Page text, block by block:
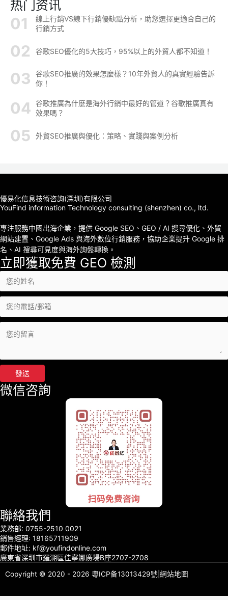
热门资讯
線上行銷VS線下行銷優缺點分析，助您選擇更適合自己的
行銷方式
谷歌SEO優化的5大技巧，95%以上的外貿人都不知道！
谷歌SEO推廣的效果怎麼樣？10年外貿人的真實經驗告訴
你！
谷歌推廣為什麼是海外行銷中最好的管道？谷歌推廣真有
效果嗎？
外貿SEO推廣與優化：策略、實踐與案例分析
優易化信息技術咨詢(深圳)有限公司
YouFind information Technology consulting (shenzhen) co., ltd.
專注服務中國出海企業，提供 Google SEO、GEO / AI 搜尋優化、外貿
網站建置、Google Ads 與海外數位行銷服務，協助企業提升 Google 排
名、AI 搜尋可見度與海外詢盤轉換。
立即獲取免費 GEO 檢測
發送
微信咨詢
聯絡我們
業務部: 0755-2510 0021
銷售經理: 18165711909
郵件地址: kf@youfindonline.com
廣東省深圳市羅湖區佳寧娜廣場B座2707-2708
Copyright © 2020 - 2026 粵ICP备13013429號 網站地圖